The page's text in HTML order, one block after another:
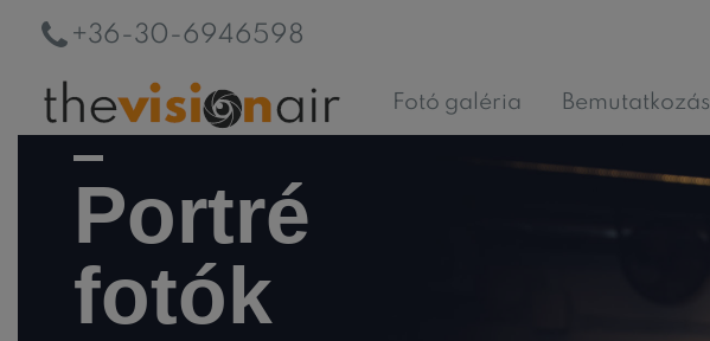
+36-30-6946598
Fotó galéria Bemutatkozás
Portré
fotók